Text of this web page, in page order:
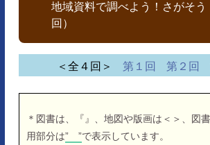
地域資料で調べよう！さがそ
回）
＜全４回＞ 第１回 第２回
＊図書は、『』、地図や版画は＜＞、図
用部分は
で表示しています。